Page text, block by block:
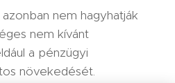
nem hagyhatják
nem kívánt
a pénzügyi
növekedését.